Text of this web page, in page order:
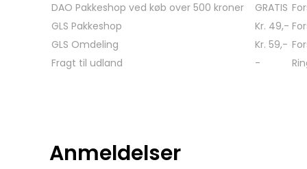
DAO Pakkeshop ved køb over 500 kroner
GRATIS
GLS Pakkeshop
Kr. 49,-
GLS Omdeling
Kr. 59,-
Fragt til udland
-
Anmeldelser